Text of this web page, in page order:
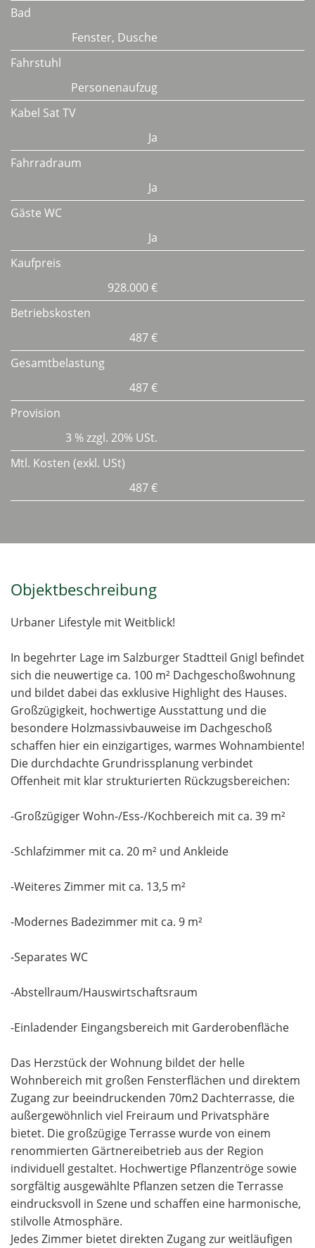
Bad
Fenster, Dusche
Fahrstuhl
Personenaufzug
Kabel Sat TV
Ja
Fahrradraum
Ja
Gäste WC
Ja
Kaufpreis
928.000 €
Betriebskosten
487 €
Gesamtbelastung
487 €
Provision
3 % zzgl. 20% USt.
Mtl. Kosten (exkl. USt)
487 €
Objektbeschreibung
Urbaner Lifestyle mit Weitblick!
In begehrter Lage im Salzburger Stadtteil Gnigl befindet
sich die neuwertige ca. 100 m² Dachgeschoßwohnung
und bildet dabei das exklusive Highlight des Hauses.
Großzügigkeit, hochwertige Ausstattung und die
besondere Holzmassivbauweise im Dachgeschoß
schaffen hier ein einzigartiges, warmes Wohnambiente!
Die durchdachte Grundrissplanung verbindet
Offenheit mit klar strukturierten Rückzugsbereichen:
-Großzügiger Wohn-/Ess-/Kochbereich mit ca. 39 m²
-Schlafzimmer mit ca. 20 m² und Ankleide
-Weiteres Zimmer mit ca. 13,5 m²
-Modernes Badezimmer mit ca. 9 m²
-Separates WC
-Abstellraum/Hauswirtschaftsraum
-Einladender Eingangsbereich mit Garderobenfläche
Das Herzstück der Wohnung bildet der helle
Wohnbereich mit großen Fensterflächen und direktem
Zugang zur beeindruckenden 70m2 Dachterrasse, die
außergewöhnlich viel Freiraum und Privatsphäre
bietet. Die großzügige Terrasse wurde von einem
renommierten Gärtnereibetrieb aus der Region
individuell gestaltet. Hochwertige Pflanzentröge sowie
sorgfältig ausgewählte Pflanzen setzen die Terrasse
eindrucksvoll in Szene und schaffen eine harmonische,
stilvolle Atmosphäre.
Jedes Zimmer bietet direkten Zugang zur weitläufigen